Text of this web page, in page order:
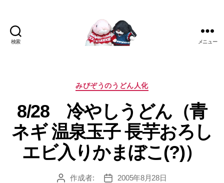
検索
ぴ
Blog
メニュー
カ
リ
ー
みぴぞうのうどん人化
8/28 冷やしうどん（青
ネギ 温泉玉子 長芋おろし
エビ入りかまぼこ(?)）
投
作成者:
投
2005年8月28日